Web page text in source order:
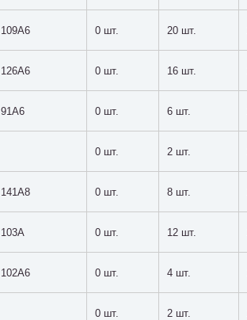
109A6 0 шт. 20 шт.
126A6 0 шт. 16 шт.
91A6 0 шт. 6 шт.
0 шт. 2 шт.
141A8 0 шт. 8 шт.
103A 0 шт. 12 шт.
102A6 0 шт. 4 шт.
0 шт. 2 шт.